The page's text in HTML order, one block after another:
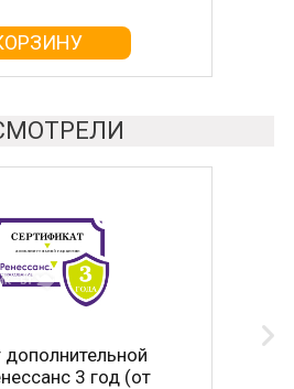
дополнительной
3 год (от